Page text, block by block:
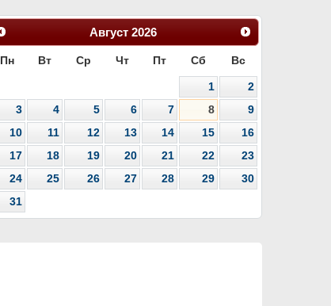
Август 2026
Пн Вт Ср Чт Пт Сб Вс
1
2
3
4 5 6 7 8
9
10
11 12 13 14 15
16
17
18 19 20 21 22
23
24
25 26 27 28 29
30
31